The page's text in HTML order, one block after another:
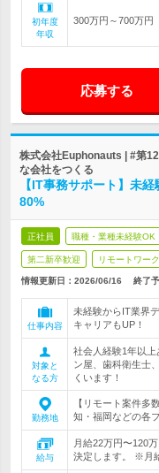
初年度
年収
300万円～700万円
応募する
株式会社Euphonauts | #第
な会社をつくる
【IT事務サポート】未
80%
正社員 職種・業種未経験OK
第二新卒歓迎 リモートワー
情報更新日：2026/06/16 終了
仕事内容
未経験からIT業界
キャリアもUP！
対象と
なる方
社会人経験1年以
ン屋、歯科衛生士
くいます！
勤務地
【リモート案件多
知・福岡などの各
給与
月給22万円〜120
決定します。 ※月